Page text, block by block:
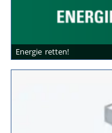
Energie retten!